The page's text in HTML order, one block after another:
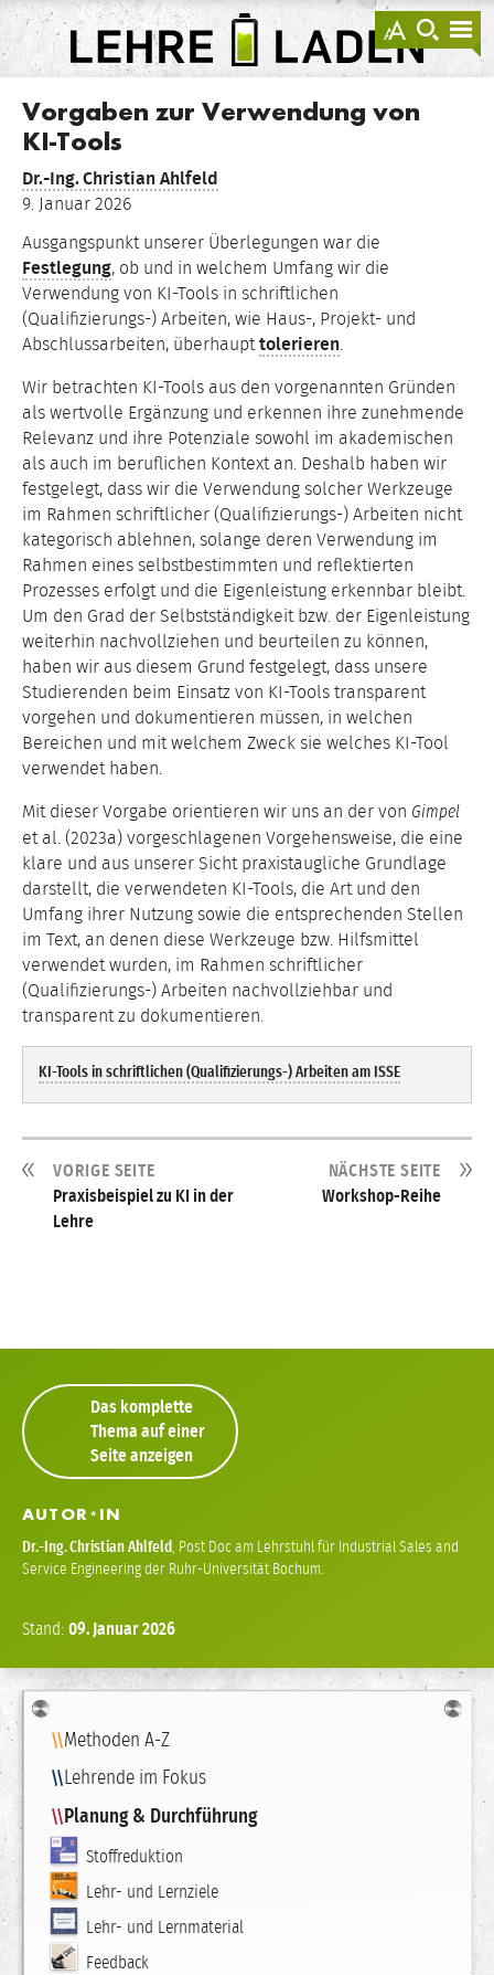
anzeigen
zur
Suche
LEHRE
Vorgaben zur Verwendung von
KI-Tools
Dr.-Ing.Christian Ahlfeld
9. Januar 2026
Ausgangspunkt unserer Überlegungen war die
Festlegung, ob und in welchem Umfang wir die
Verwendung von KI-Tools in schriftlichen
(Qualifizierungs-) Arbeiten, wie Haus-, Projekt- und
Abschlussarbeiten, überhaupttolerieren.
Wir betrachten KI-Tools aus den vorgenannten Gründen
als wertvolle Ergänzung und erkennen ihre zunehmende
Relevanz und ihre Potenziale sowohl im akademischen
als auch im beruflichen Kontext an. Deshalb haben wir
festgelegt, dass wir die Verwendung solcher Werkzeuge
im Rahmen schriftlicher (Qualifizierungs-) Arbeiten nicht
kategorisch ablehnen, solange deren Verwendung im
Rahmen eines selbstbestimmten und reflektierten
Prozesses erfolgt und die Eigenleistung erkennbar bleibt.
Um den Grad der Selbstständigkeit bzw. der Eigenleistung
weiterhin nachvollziehen und beurteilen zu können,
haben wir aus diesem Grund festgelegt, dass unsere
Studierenden beim Einsatz von KI-Tools transparent
vorgehen und dokumentieren müssen, in welchen
Bereichen und mit welchem Zweck sie welches KI-Tool
verwendet haben.
Mit dieser Vorgabe orientieren wir uns an der von Gimpel
et al. (2023a) vorgeschlagenen Vorgehensweise, die eine
klare und aus unserer Sicht praxistaugliche Grundlage
darstellt, die verwendeten KI-Tools, die Art und den
Umfang ihrer Nutzung sowie die entsprechenden Stellen
im Text, an denen diese Werkzeuge bzw. Hilfsmittel
verwendet wurden, im Rahmen schriftlicher
(Qualifizierungs-) Arbeiten nachvollziehbar und
transparent zu dokumentieren.
KI-Tools in schriftlichen (Qualifizierungs-) Arbeiten am ISSE
VORIGE SEITE
Praxisbeispiel zu KI in der
Lehre
NÄCHSTE SEITE
Workshop-Reihe
Das komplette
Thema auf einer
Seite anzeigen
AUTOR* IN
Dr.-Ing.Christian Ahlfeld, Post Doc am Lehrstuhl für Industrial Sales and
Service Engineering der Ruhr-Universität Bochum.
Stand: 09. Januar2026
Navigation
Methoden A-Z
Lehrende im Fokus
Planung & Durchführung
Stoffreduktion
Lehr- und Lernziele
Lehr- und Lernmaterial
Feedback